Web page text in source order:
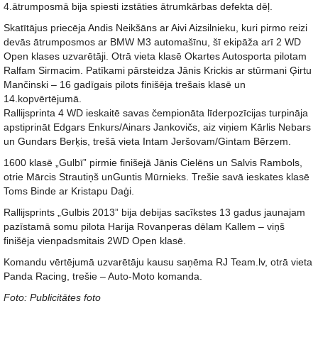
4.ātrumposmā bija spiesti izstāties ātrumkārbas defekta dēļ.
Skatītājus priecēja Andis Neikšāns ar Aivi Aizsilnieku, kuri pirmo reizi
devās ātrumposmos ar BMW M3 automašīnu, šī ekipāža arī 2 WD
Open klases uzvarētāji. Otrā vieta klasē Okartes Autosporta pilotam
Ralfam Sirmacim. Patīkami pārsteidza Jānis Krickis ar stūrmani Ģirtu
Mančinski – 16 gadīgais pilots finišēja trešais klasē un
14.kopvērtējumā.
Rallijsprinta 4 WD ieskaitē savas čempionāta līderpozīcijas turpināja
apstiprināt Edgars Enkurs/Ainars Jankovičs, aiz viņiem Kārlis Nebars
un Gundars Berķis, trešā vieta Intam Jeršovam/Gintam Bērzem.
1600 klasē „Gulbī” pirmie finišejā Jānis Cielēns un Salvis Rambols,
otrie Mārcis Strautiņš unGuntis Mūrnieks. Trešie savā ieskates klasē
Toms Binde ar Kristapu Daģi.
Rallijsprints „Gulbis 2013” bija debijas sacīkstes 13 gadus jaunajam
pazīstamā somu pilota Harija Rovanperas dēlam Kallem – viņš
finišēja vienpadsmitais 2WD Open klasē.
Komandu vērtējumā uzvarētāju kausu saņēma RJ Team.lv, otrā vieta
Panda Racing, trešie – Auto-Moto komanda.
Foto: Publicitātes foto